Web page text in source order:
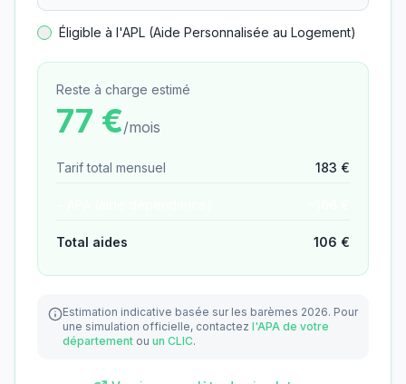
Éligible à l'APL (Aide Personnalisée au Logement)
Reste à charge estimé
77 €/mois
Tarif total mensuel 183 €
Total aides 106 €
Estimation indicative basée sur les barèmes 2026. Pour
une simulation officielle, contactez l'APA de votre
département ou un CLIC.